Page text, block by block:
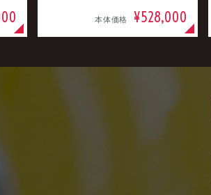
本体価格 ¥528,000